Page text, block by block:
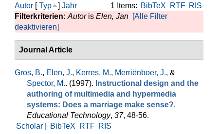
1 Items: BibTeX RTF RIS
Autor [Typ ] Jahr
Filterkriterien: Autoris Elen, Jan [Alle Filter
deaktivieren]
Journal Article
Gros, B., Elen, J., Kerres, M., Merriënboer, J., &
Spector, M.. (1997). Instructional design and the
authoring of multimedia and hypermedia
systems: Does a marriage make sense?.
Educational Technology, 37, 48-56.
Scholar |
BibTeX RTF RIS